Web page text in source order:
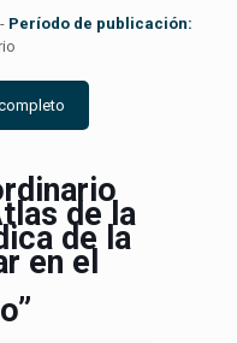
Período de publicación:
de la
de la
en el